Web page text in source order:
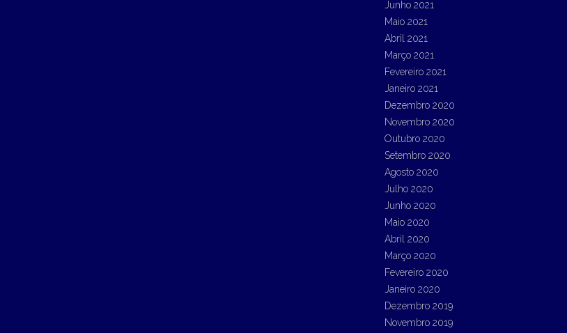
Junho 2021
Maio 2021
Abril 2021
Março 2021
Fevereiro 2021
Janeiro 2021
Dezembro 2020
Novembro 2020
Outubro 2020
Setembro 2020
Agosto 2020
Julho 2020
Junho 2020
Maio 2020
Abril 2020
Março 2020
Fevereiro 2020
Janeiro 2020
Dezembro 2019
Novembro 2019